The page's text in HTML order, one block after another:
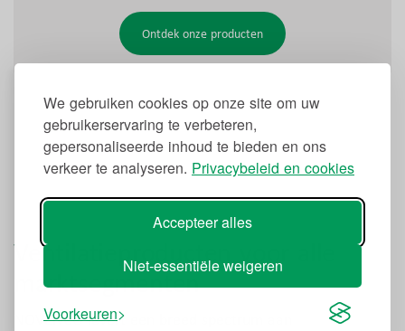
We gebruiken cookies op onze site om uw
gebruikerservaring te verbeteren,
gepersonaliseerde inhoud te bieden en ons
verkeer te analyseren. Privacybeleid en cookies
Accepteer alles
Niet-essentiële weigeren
Voorkeuren
Ontdek onze producten
Ventilatieproducten voor alle
marktsegmenten
NOVENCO levert een breed spectrum aan